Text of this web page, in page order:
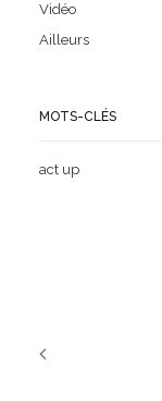
Vidéo
Ailleurs
MOTS-CLÉS
act up